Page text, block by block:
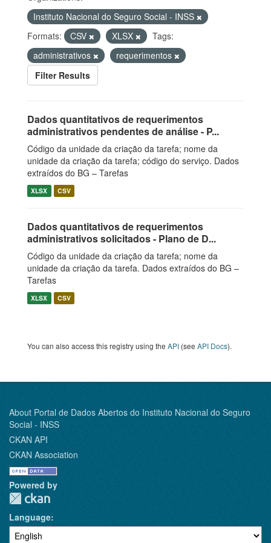
Instituto Nacional do Seguro Social - INSS
Formats:
CSV XLSX
Tags:
administrativos
requerimentos
Filter Results
Dados quantitativos de requerimentos
administrativos pendentes de análise - P...
Código da unidade da criação da tarefa; nome da
unidade da criação da tarefa; código do serviço. Dados
extraídos do BG – Tarefas
XLSX CSV
Dados quantitativos de requerimentos
administrativos solicitados - Plano de D...
Código da unidade da criação da tarefa; nome da
unidade da criação da tarefa. Dados extraídos do BG –
Tarefas
XLSX CSV
You can also access this registry using the API (see API Docs).
About Portal de Dados Abertos do Instituto Nacional do Seguro
Social - INSS
CKAN API
CKAN Association
Powered by
Language